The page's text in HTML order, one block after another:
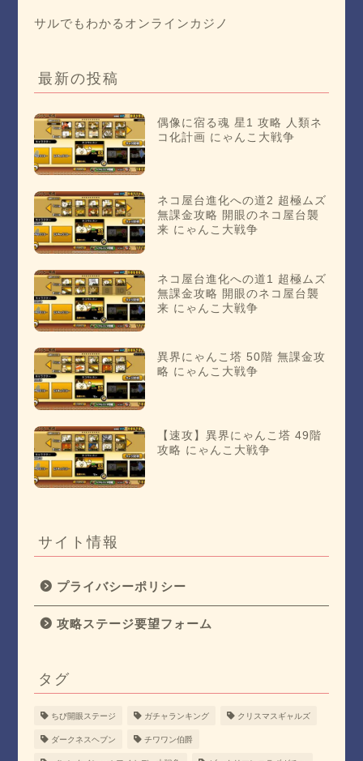
サルでもわかるオンラインカジノ
最新の投稿
偶像に宿る魂 星1 攻略 人類ネ
コ化計画 にゃんこ大戦争
ネコ屋台進化への道2 超極ムズ
無課金攻略 開眼のネコ屋台襲
来 にゃんこ大戦争
ネコ屋台進化への道1 超極ムズ
無課金攻略 開眼のネコ屋台襲
来 にゃんこ大戦争
異界にゃんこ塔 50階 無課金攻
略 にゃんこ大戦争
【速攻】異界にゃんこ塔 49階
攻略 にゃんこ大戦争
サイト情報
プライバシーポリシー
攻略ステージ要望フォーム
タグ
ちび開眼ステージ ガチャランキング クリスマスギャルズ
ダークネスヘブン チワワン伯爵